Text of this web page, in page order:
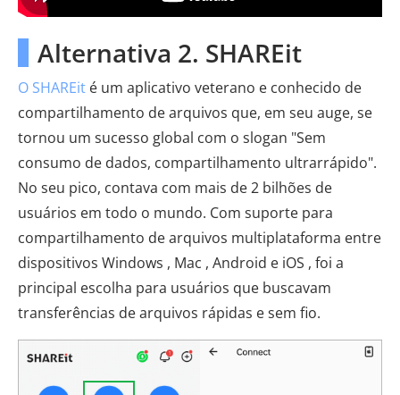
Alternativa 2. SHAREit
O SHAREit é um aplicativo veterano e conhecido de
compartilhamento de arquivos que, em seu auge, se
tornou um sucesso global com o slogan "Sem
consumo de dados, compartilhamento ultrarrápido".
No seu pico, contava com mais de 2 bilhões de
usuários em todo o mundo. Com suporte para
compartilhamento de arquivos multiplataforma entre
dispositivos Windows , Mac , Android e iOS , foi a
principal escolha para usuários que buscavam
transferências de arquivos rápidas e sem fio.